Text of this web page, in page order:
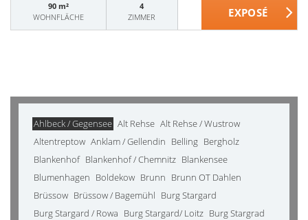
90 m²
WOHNFLÄCHE
4
ZIMMER
Ahlbeck / Gegensee Alt Rehse Alt Rehse / Wustrow
Altentreptow Anklam / Gellendin Belling Bergholz
Blankenhof Blankenhof / Chemnitz Blankensee
Blumenhagen Boldekow Brunn Brunn OT Dahlen
Brüssow Brüssow / Bagemühl Burg Stargard
Burg Stargard / Rowa Burg Stargard/ Loitz Burg Stargrad